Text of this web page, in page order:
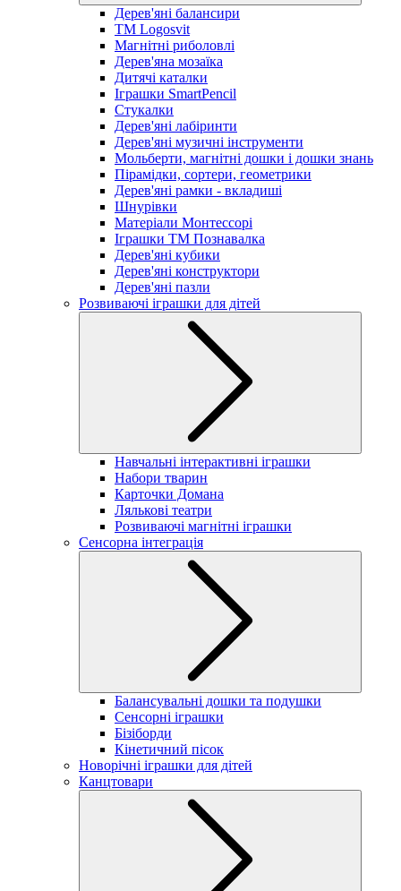
Дерев'яні балансири
TM Logosvit
Магнітні риболовлі
Дерев'яна мозаїка
Дитячі каталки
Іграшки SmartPencil
Стукалки
Дерев'яні лабіринти
Дерев'яні музичні інструменти
Мольберти, магнітні дошки і дошки знань
Пірамідки, сортери, геометрики
Дерев'яні рамки - вкладиші
Шнурівки
Матеріали Монтессорі
Іграшки ТМ Познавалка
Дерев'яні кубики
Дерев'яні конструктори
Дерев'яні пазли
Розвиваючі іграшки для дітей
Навчальні інтерактивні іграшки
Набори тварин
Карточки Домана
Лялькові театри
Розвиваючі магнітні іграшки
Сенсорна інтеграція
Балансувальні дошки та подушки
Сенсорні іграшки
Бізіборди
Кінетичний пісок
Новорічні іграшки для дітей
Канцтовари